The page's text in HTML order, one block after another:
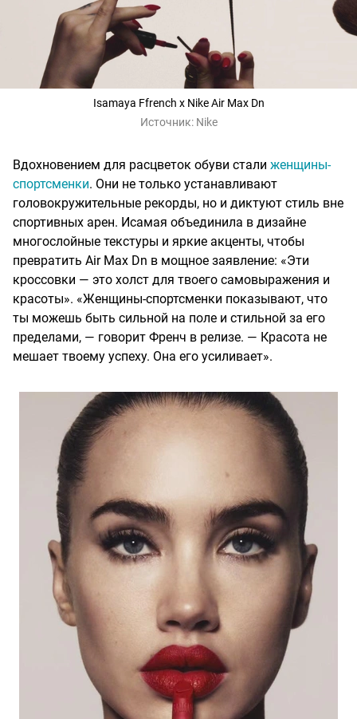
Isamaya Ffrench x Nike Air Max Dn
Источник: Nike
Вдохновением для расцветок обуви стали женщины-
спортсменки. Они не только устанавливают
головокружительные рекорды, но и диктуют стиль вне
спортивных арен. Исамая объединила в дизайне
многослойные текстуры и яркие акценты, чтобы
превратить Air Max Dn в мощное заявление: «Эти
кроссовки — это холст для твоего самовыражения и
красоты». «Женщины-спортсменки показывают, что
ты можешь быть сильной на поле и стильной за его
пределами, — говорит Френч в релизе. — Красота не
мешает твоему успеху. Она его усиливает».